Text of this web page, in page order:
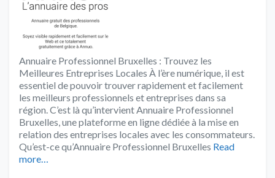
Annuaire Professionnel Bruxelles : Trouvez les
Meilleures Entreprises Locales À l’ère numérique, il est
essentiel de pouvoir trouver rapidement et facilement
les meilleurs professionnels et entreprises dans sa
région. C’est là qu’intervient Annuaire Professionnel
Bruxelles, une plateforme en ligne dédiée à la mise en
relation des entreprises locales avec les consommateurs.
Qu’est-ce qu’Annuaire Professionnel Bruxelles Read
more…